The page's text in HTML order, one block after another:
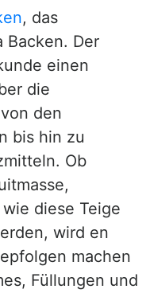
, das
Backen. Der
einen
die
den
bis hin zu
Ob
diese Teige
wird en
machen
Füllungen und